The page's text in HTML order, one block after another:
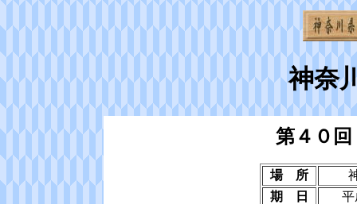
神奈
第４０
場 所
期 日
平